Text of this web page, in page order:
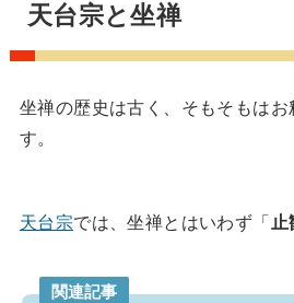
天台宗と坐禅
坐禅の歴史は古く、そもそもは
す。
天台宗では、坐禅とはいわず「 止
関連記事